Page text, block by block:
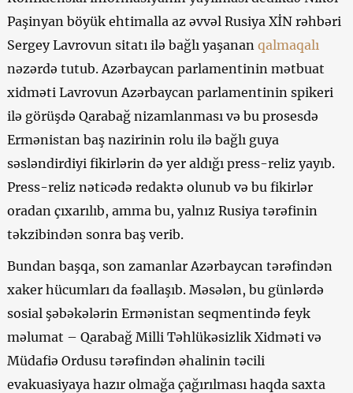
Paşinyan böyük ehtimalla az əvvəl Rusiya XİN rəhbəri
Sergey Lavrovun sitatı ilə bağlı yaşanan qalmaqalı
nəzərdə tutub. Azərbaycan parlamentinin mətbuat
xidməti Lavrovun Azərbaycan parlamentinin spikeri
ilə görüşdə Qarabağ nizamlanması və bu prosesdə
Ermənistan baş nazirinin rolu ilə bağlı guya
səsləndirdiyi fikirlərin də yer aldığı press-reliz yayıb.
Press-reliz nəticədə redaktə olunub və bu fikirlər
oradan çıxarılıb, amma bu, yalnız Rusiya tərəfinin
təkzibindən sonra baş verib.
Bundan başqa, son zamanlar Azərbaycan tərəfindən
xaker hücumları da fəallaşıb. Məsələn, bu günlərdə
sosial şəbəkələrin Ermənistan seqmentində feyk
məlumat – Qarabağ Milli Təhlükəsizlik Xidməti və
Müdafiə Ordusu tərəfindən əhalinin təcili
evakuasiyaya hazır olmağa çağırılması haqda saxta